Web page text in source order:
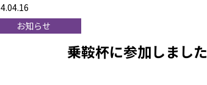
お知らせ
乗鞍杯に参加しました